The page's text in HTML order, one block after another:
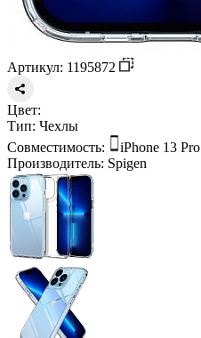
Артикул: 1195872
Цвет:
Тип: Чехлы
Совместимость:
iPhone 13 Pro
Производитель: Spigen